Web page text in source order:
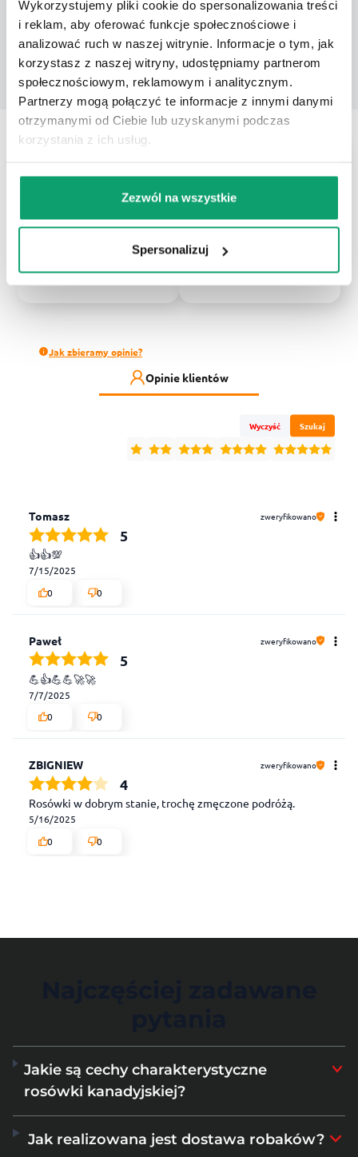
Wykorzystujemy pliki cookie do spersonalizowania treści
i reklam, aby oferować funkcje społecznościowe i
analizować ruch w naszej witrynie. Informacje o tym, jak
korzystasz z naszej witryny, udostępniamy partnerom
społecznościowym, reklamowym i analitycznym.
Partnerzy mogą połączyć te informacje z innymi danymi
otrzymanymi od Ciebie lub uzyskanymi podczas
korzystania z ich usług.
Zezwól na wszystkie
Spersonalizuj
KUP
3opinii klientów
zebranych i zweryfikowanych przez
3 0%
2
1 0%
Jak zbieramy opinie?
Opinie klientów
Wyczyść Szukaj
Tomasz zweryfikowano
5
👍️👍️💯
7/15/2025
0
0
Paweł zweryfikowano
5
💪👍️💪💪🚀🚀
7/7/2025
0
0
ZBIGNIEW zweryfikowano
4
Rosówki w dobrym stanie, trochę zmęczone podróżą.
5/16/2025
0
0
Jakie są cechy charakterystyczne
rosówki kanadyjskiej?
Jak realizowana jest dostawa robaków?